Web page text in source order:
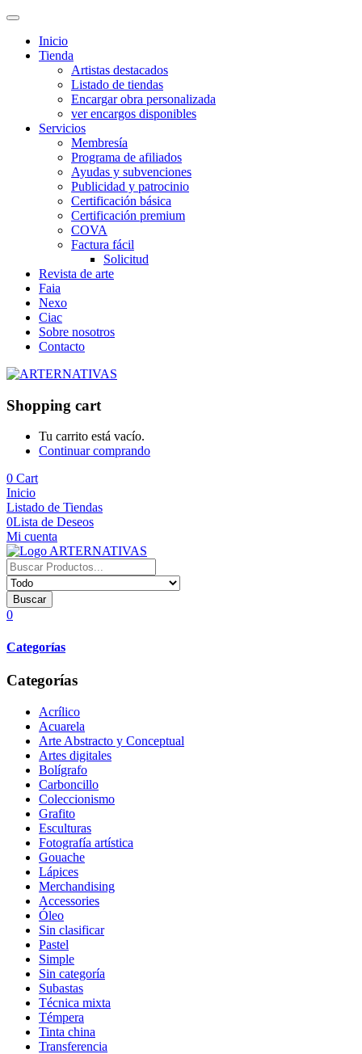
Inicio
Tienda
Artistas destacados
Listado de tiendas
Encargar obra personalizada
ver encargos disponibles
Servicios
Membresía
Programa de afiliados
Ayudas y subvenciones
Publicidad y patrocinio
Certificación básica
Certificación premium
COVA
Factura fácil
Solicitud
Revista de arte
Faia
Nexo
Ciac
Sobre nosotros
Contacto
Shopping cart
Tu carrito está vacío.
Continuar comprando
0 Cart
Inicio
Listado de Tiendas
0Lista de Deseos
Mi cuenta
Buscar
0
Categorías
Categorías
Acrílico
Acuarela
Arte Abstracto y Conceptual
Artes digitales
Bolígrafo
Carboncillo
Coleccionismo
Grafito
Esculturas
Fotografía artística
Gouache
Lápices
Merchandising
Accessories
Óleo
Sin clasificar
Pastel
Simple
Sin categoría
Subastas
Técnica mixta
Témpera
Tinta china
Transferencia